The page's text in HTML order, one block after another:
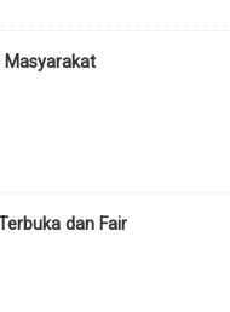
Masyarakat
dan Fair